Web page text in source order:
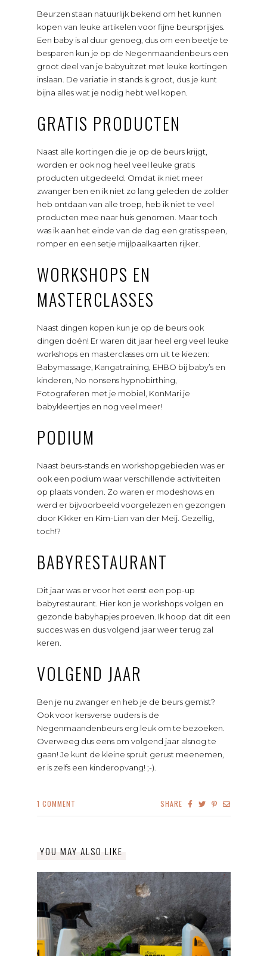
Beurzen staan natuurlijk bekend om het kunnen
kopen van leuke artikelen voor fijne beursprijsjes.
Een baby is al duur genoeg, dus om een beetje te
besparen kun je op de Negenmaandenbeurs een
groot deel van je babyuitzet met leuke kortingen
inslaan. De variatie in stands is groot, dus je kunt
bijna alles wat je nodig hebt wel kopen.
GRATIS PRODUCTEN
Naast alle kortingen die je op de beurs krijgt,
worden er ook nog heel veel leuke gratis
producten uitgedeeld. Omdat ik niet meer
zwanger ben en ik niet zo lang geleden de zolder
heb ontdaan van alle troep, heb ik niet te veel
producten mee naar huis genomen. Maar toch
was ik aan het einde van de dag een gratis speen,
romper en een setje mijlpaalkaarten rijker.
WORKSHOPS EN
MASTERCLASSES
Naast dingen kopen kun je op de beurs ook
dingen doén! Er waren dit jaar heel erg veel leuke
workshops en masterclasses om uit te kiezen:
Babymassage, Kangatraining, EHBO bij baby’s en
kinderen, No nonsens hypnobirthing,
Fotograferen met je mobiel, KonMari je
babykleertjes en nog veel meer!
PODIUM
Naast beurs-stands en workshopgebieden was er
ook een podium waar verschillende activiteiten
op plaats vonden. Zo waren er modeshows en
werd er bijvoorbeeld voorgelezen en gezongen
door Kikker en Kim-Lian van der Meij. Gezellig,
toch!?
BABYRESTAURANT
Dit jaar was er voor het eerst een pop-up
babyrestaurant. Hier kon je workshops volgen en
gezonde babyhapjes proeven. Ik hoop dat dit een
succes was en dus volgend jaar weer terug zal
keren.
VOLGEND JAAR
Ben je nu zwanger en heb je de beurs gemist?
Ook voor kersverse ouders is de
Negenmaandenbeurs erg leuk om te bezoeken.
Overweeg dus eens om volgend jaar alsnog te
gaan! Je kunt de kleine spruit gerust meenemen,
er is zelfs een kinderopvang! ;-).
1 COMMENT SHARE
YOU MAY ALSO LIKE